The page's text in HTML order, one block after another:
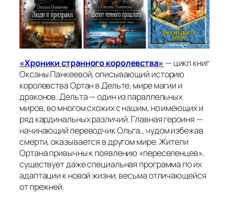
«Хроники странного королевства» — цикл книг
Оксаны Панкеевой, описывающий историю
королевства Ортан в Дельте, мире магии и
драконов. Дельта — один из параллельных
миров, во многом схожих с нашим, но имеющих и
ряд кардинальных различий. Главная героиня —
начинающий переводчик Ольга,, чудом избежав
смерти, оказывается в другом мире. Жители
Ортана привычны к появлению «переселенцев»,
существует даже специальная программа по их
адаптации к новой жизни, весьма отличающейся
от прежней.